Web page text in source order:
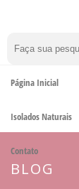
Página Inicial
Isolados Naturais
Contato
BLOG